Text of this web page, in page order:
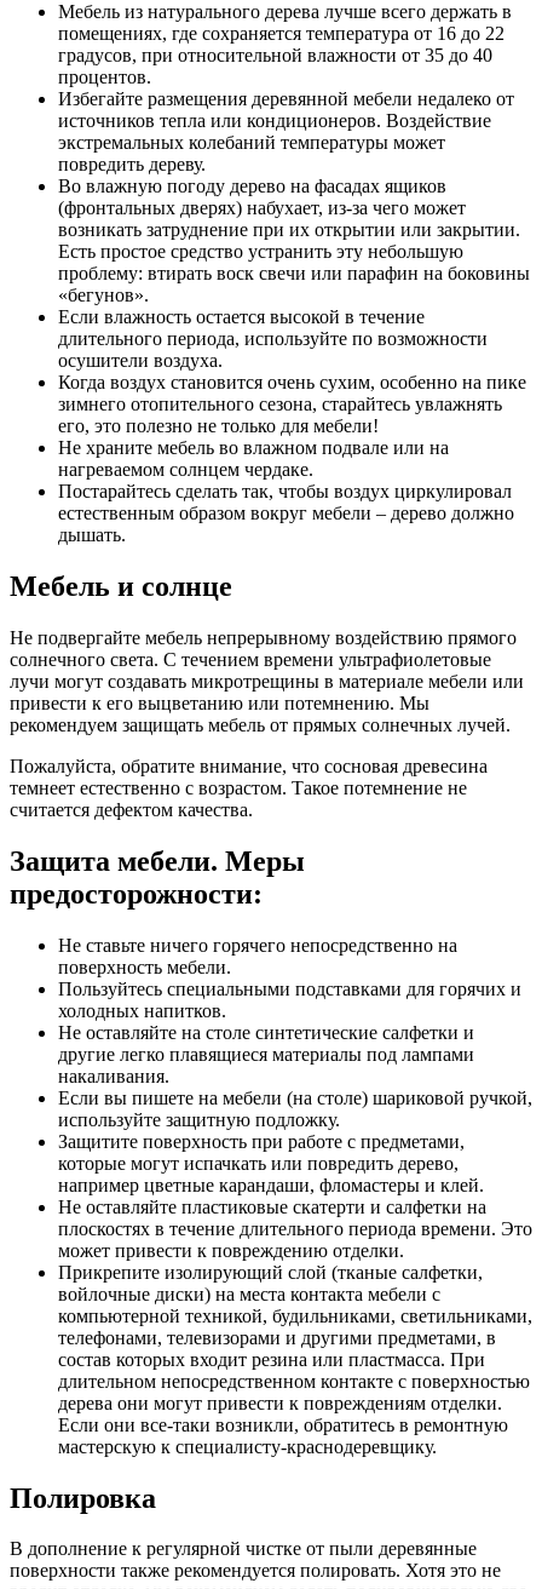
Мебель из натурального дерева лучше всего держать в
помещениях, где сохраняется температура от 16 до 22
градусов, при относительной влажности от 35 до 40
процентов.
Избегайте размещения деревянной мебели недалеко от
источников тепла или кондиционеров. Воздействие
экстремальных колебаний температуры может
повредить дереву.
Во влажную погоду дерево на фасадах ящиков
(фронтальных дверях) набухает, из-за чего может
возникать затруднение при их открытии или закрытии.
Есть простое средство устранить эту небольшую
проблему: втирать воск свечи или парафин на боковины
«бегунов».
Если влажность остается высокой в течение
длительного периода, используйте по возможности
осушители воздуха.
Когда воздух становится очень сухим, особенно на пике
зимнего отопительного сезона, старайтесь увлажнять
его, это полезно не только для мебели!
Не храните мебель во влажном подвале или на
нагреваемом солнцем чердаке.
Постарайтесь сделать так, чтобы воздух циркулировал
естественным образом вокруг мебели – дерево должно
дышать.
Мебель и солнце
Не подвергайте мебель непрерывному воздействию прямого
солнечного света. С течением времени ультрафиолетовые
лучи могут создавать микротрещины в материале мебели или
привести к его выцветанию или потемнению. Мы
рекомендуем защищать мебель от прямых солнечных лучей.
Пожалуйста, обратите внимание, что сосновая древесина
темнеет естественно с возрастом. Такое потемнение не
считается дефектом качества.
Защита мебели. Меры
предосторожности:
Не ставьте ничего горячего непосредственно на
поверхность мебели.
Пользуйтесь специальными подставками для горячих и
холодных напитков.
Не оставляйте на столе синтетические салфетки и
другие легко плавящиеся материалы под лампами
накаливания.
Если вы пишете на мебели (на столе) шариковой ручкой,
используйте защитную подложку.
Защитите поверхность при работе с предметами,
которые могут испачкать или повредить дерево,
например цветные карандаши, фломастеры и клей.
Не оставляйте пластиковые скатерти и салфетки на
плоскостях в течение длительного периода времени. Это
может привести к повреждению отделки.
Прикрепите изолирующий слой (тканые салфетки,
войлочные диски) на места контакта мебели с
компьютерной техникой, будильниками, светильниками,
телефонами, телевизорами и другими предметами, в
состав которых входит резина или пластмасса. При
длительном непосредственном контакте с поверхностью
дерева они могут привести к повреждениям отделки.
Если они все-таки возникли, обратитесь в ремонтную
мастерскую к специалисту-краснодеревщику.
Полировка
В дополнение к регулярной чистке от пыли деревянные
поверхности также рекомендуется полировать. Хотя это не